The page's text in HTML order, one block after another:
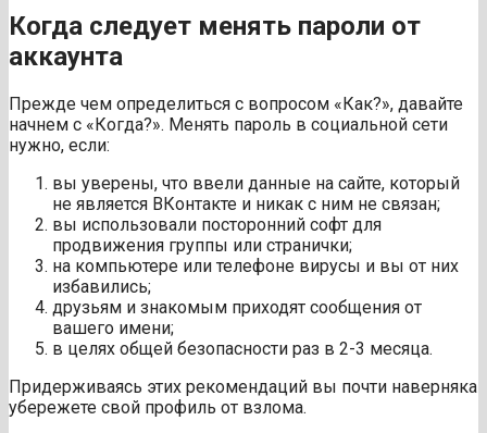
Когда следует менять пароли от
аккаунта
Прежде чем определиться с вопросом «Как?», давайте
начнем с «Когда?». Менять пароль в социальной сети
нужно, если:
вы уверены, что ввели данные на сайте, который
не является ВКонтакте и никак с ним не связан;
вы использовали посторонний софт для
продвижения группы или странички;
на компьютере или телефоне вирусы и вы от них
избавились;
друзьям и знакомым приходят сообщения от
вашего имени;
в целях общей безопасности раз в 2-3 месяца.
Придерживаясь этих рекомендаций вы почти наверняка
убережете свой профиль от взлома.